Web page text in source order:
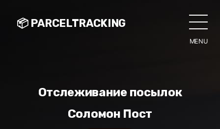
MENU
📦 PARCELTRACKING
Отслеживание посылок
Соломон Пост